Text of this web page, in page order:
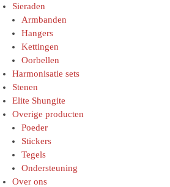
Sieraden
Armbanden
Hangers
Kettingen
Oorbellen
Harmonisatie sets
Stenen
Elite Shungite
Overige producten
Poeder
Stickers
Tegels
Ondersteuning
Over ons